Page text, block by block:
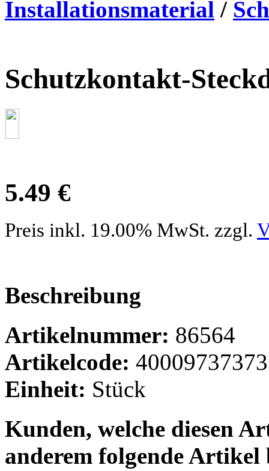
Installationsmaterial /
Schutzkontakt-
5.49 €
Preis inkl. 19.00% MwSt. zzgl.
Beschreibung
Artikelnummer: 86564
Artikelcode:
Einheit: Stück
Kunden, welche diesen
anderem folgende Artikel